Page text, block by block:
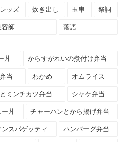
ッズ 炊き出し 玉串 祭詞
容師 落語
丼 からすがれいの煮付け弁当
当 わかめ オムライス
ミンチカツ弁当 シャケ弁当
ー丼 チャーハンとから揚げ弁当
スパゲッティ ハンバーグ弁当